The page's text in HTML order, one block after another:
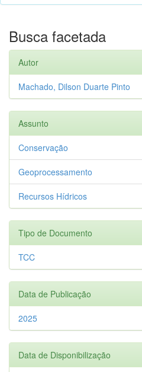
Busca facetada
Autor
Machado, Dilson Duarte Pinto
Assunto
Conservação
Geoprocessamento
Recursos Hídricos
Tipo de Documento
TCC
Data de Publicação
2025
Data de Disponibilização